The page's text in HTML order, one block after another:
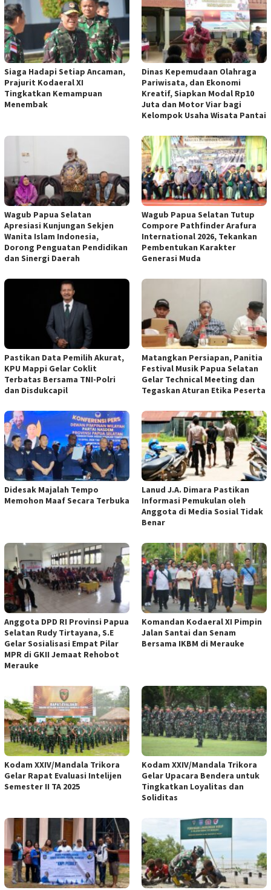
Siaga Hadapi Setiap Ancaman,
Prajurit Kodaeral XI
Tingkatkan Kemampuan
Menembak
Dinas Kepemudaan Olahraga
Pariwisata, dan Ekonomi
Kreatif, Siapkan Modal Rp10
Juta dan Motor Viar bagi
Kelompok Usaha Wisata Pantai
Wagub Papua Selatan
Apresiasi Kunjungan Sekjen
Wanita Islam Indonesia,
Dorong Penguatan Pendidikan
dan Sinergi Daerah
Wagub Papua Selatan Tutup
Compore Pathfinder Arafura
International 2026, Tekankan
Pembentukan Karakter
Generasi Muda
Pastikan Data Pemilih Akurat,
KPU Mappi Gelar Coklit
Terbatas Bersama TNI-Polri
dan Disdukcapil
Matangkan Persiapan, Panitia
Festival Musik Papua Selatan
Gelar Technical Meeting dan
Tegaskan Aturan Etika Peserta
Didesak Majalah Tempo
Memohon Maaf Secara Terbuka
Lanud J.A. Dimara Pastikan
Informasi Pemukulan oleh
Anggota di Media Sosial Tidak
Benar
Anggota DPD RI Provinsi Papua
Selatan Rudy Tirtayana, S.E
Gelar Sosialisasi Empat Pilar
MPR di GKII Jemaat Rehobot
Merauke
Komandan Kodaeral XI Pimpin
Jalan Santai dan Senam
Bersama IKBM di Merauke
Kodam XXIV/Mandala Trikora
Gelar Rapat Evaluasi Intelijen
Semester II TA 2025
Kodam XXIV/Mandala Trikora
Gelar Upacara Bendera untuk
Tingkatkan Loyalitas dan
Soliditas